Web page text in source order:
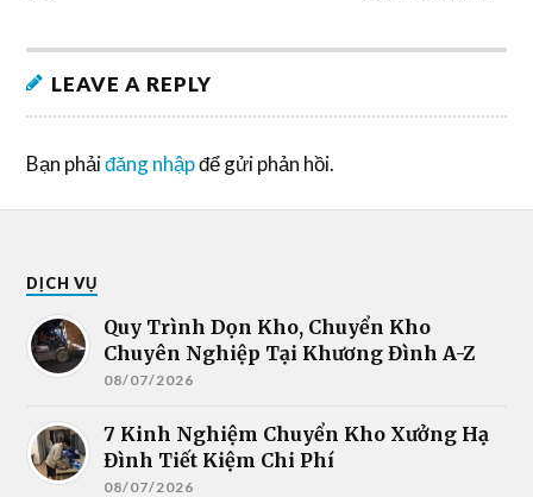
LEAVE A REPLY
Bạn phảiđăng nhậpđể gửi phản hồi.
DỊCH VỤ
Quy Trình Dọn Kho, Chuyển Kho
Chuyên Nghiệp Tại Khương Đình A-Z
08/07/2026
7 Kinh Nghiệm Chuyển Kho Xưởng Hạ
Đình Tiết Kiệm Chi Phí
08/07/2026